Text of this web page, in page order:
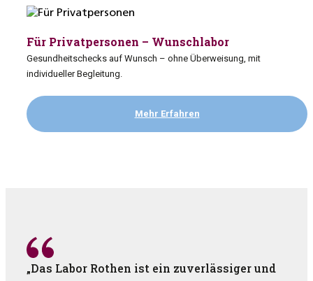
Für Privatpersonen – Wunschlabor
Gesundheitschecks auf Wunsch – ohne Überweisung, mit
individueller Begleitung.
Mehr Erfahren
„Das Labor Rothen ist ein zuverlässiger und